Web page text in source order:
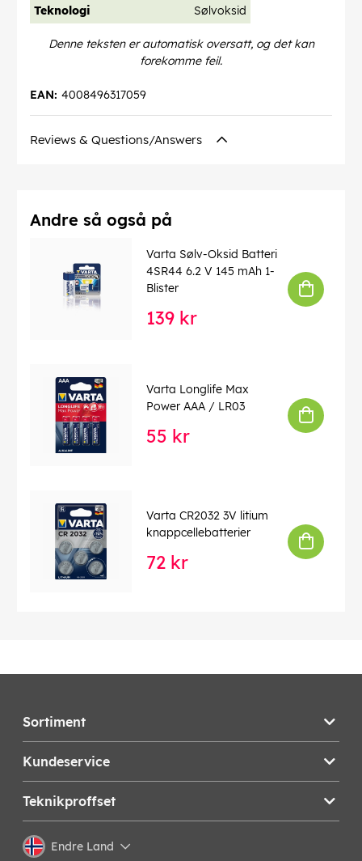
Teknologi
Sølvoksid
Denne teksten er automatisk oversatt, og det kan
forekomme feil.
4008496317059
EAN:
Reviews & Questions/Answers
Andre så også på
Varta Sølv-Oksid Batteri
4SR44 6.2 V 145 mAh 1-
Blister
139 kr
Varta Longlife Max
Power AAA / LR03
55 kr
Varta CR2032 3V litium
knappcellebatterier
72 kr
Sortiment
Kundeservice
Teknikproffset
Endre Land